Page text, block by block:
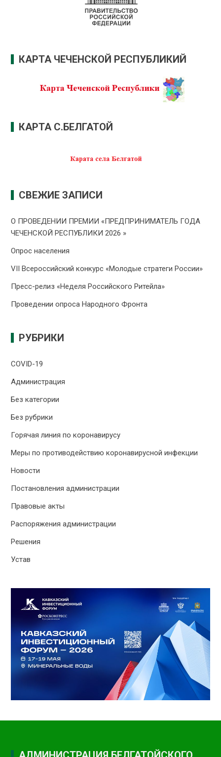
КАРТА ЧЕЧЕНСКОЙ РЕСПУБЛИКИЙ
КАРТА С.БЕЛГАТОЙ
СВЕЖИЕ ЗАПИСИ
О ПРОВЕДЕНИИ ПРЕMИИ «ПРЕДПРИНИМАТЕЛЬ ГОДА
ЧЕЧЕНСКОЙ РЕСПУБЛИКИ 2026 »
Опрос населения
VII Всероссийский конкурс «Молодые стратеги России»
Пресс-релиз «Неделя Российского Ритейла»
Проведении опроса Народного Фронта
РУБРИКИ
COVID-19
Администрация
Без категории
Без рубрики
Горячая линия по коронавирусу
Меры по противодействию коронавирусной инфекции
Новости
Постановления администрации
Правовые акты
Распоряжения администрации
Решения
Устав